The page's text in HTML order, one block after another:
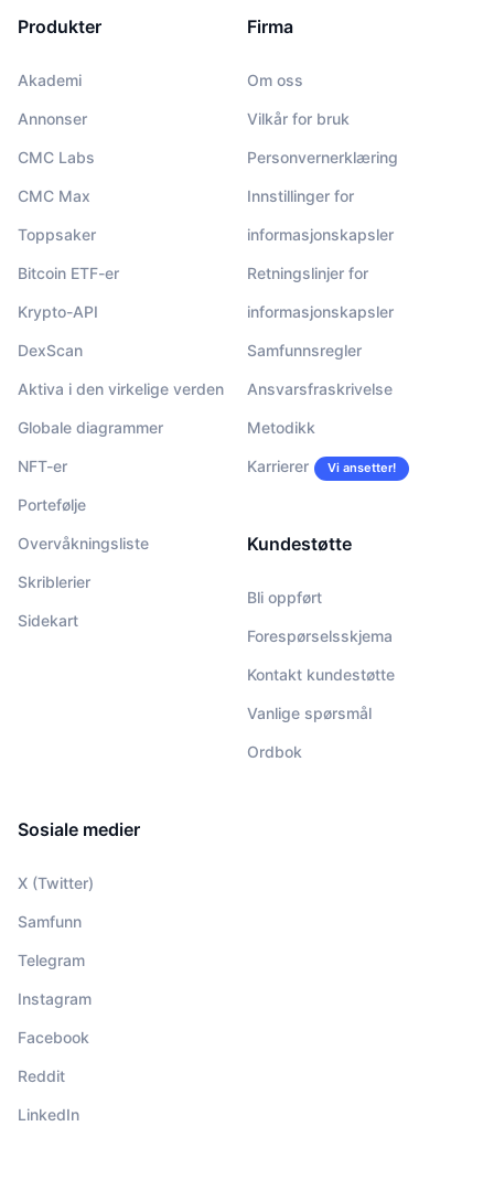
Produkter
Akademi
Annonser
CMC Labs
CMC Max
Toppsaker
Bitcoin ETF-er
Krypto-API
DexScan
Aktiva i den virkelige verden
Globale diagrammer
NFT-er
Portefølje
Overvåkningsliste
Skriblerier
Sidekart
Firma
Om oss
Vilkår for bruk
Personvernerklæring
Innstillinger for
informasjonskapsler
Retningslinjer for
informasjonskapsler
Samfunnsregler
Ansvarsfraskrivelse
Metodikk
Karrierer Vi ansetter!
Kundestøtte
Bli oppført
Forespørselsskjema
Kontakt kundestøtte
Vanlige spørsmål
Ordbok
Sosiale medier
X (Twitter)
Samfunn
Telegram
Instagram
Facebook
Reddit
LinkedIn